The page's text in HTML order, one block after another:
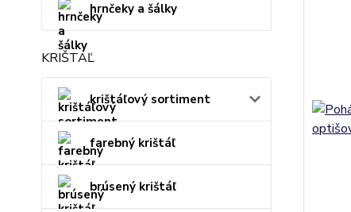
hrnčeky a šálky
KRIŠTÁĽ
krištáľový sortiment
farebný krištáľ
brúsený krištáľ